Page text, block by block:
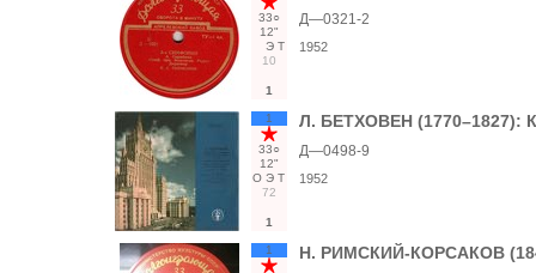
33○
12"
Э Т
10
1
Д—0321-2
1952
1
33○
12"
О Э Т
72
1
Л. БЕТХОВЕН (1770–1827):
Д—0498-9
1952
1 Н. РИМСКИЙ-КОРСАКОВ